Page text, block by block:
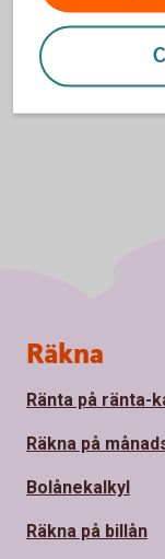
Sidfot
Räkna
Ränta på ränta-
Räkna på
Bolånekalkyl
Räkna på billån